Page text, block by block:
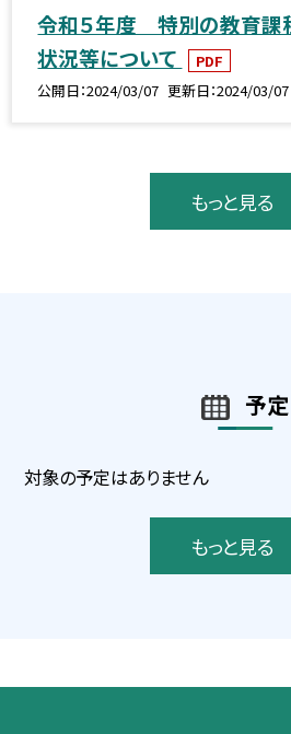
令和５年度 特別の教育課
状況等について
PDF
公開日 2024/03/07 更新日 2024/03/07
もっと見る
予定
対象の予定はありません
もっと見る